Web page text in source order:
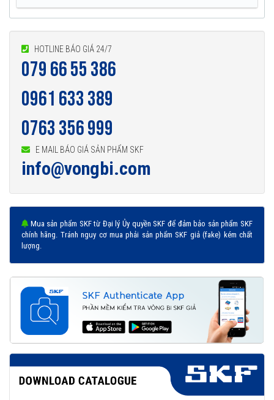
HOTLINE BÁO GIÁ 24/7
079 66 55 386
0961 633 389
0763 356 999
E MAIL BÁO GIÁ SẢN PHẨM SKF
info@vongbi.com
Mua sản phẩm SKF từ Đại lý Ủy quyền SKF để đảm bảo sản phẩm SKF
chính hãng. Tránh nguy cơ mua phải sản phẩm SKF giả (fake) kém chất
lượng.